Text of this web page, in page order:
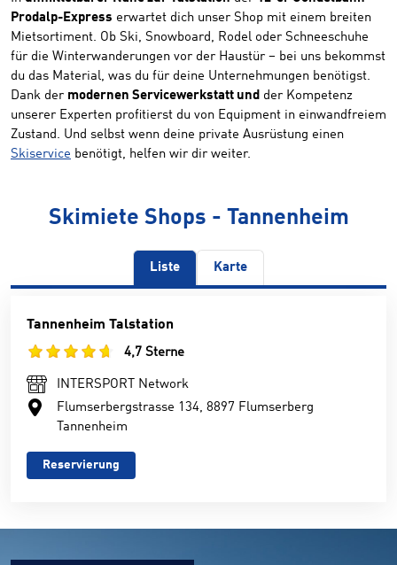
Prodalp-Express erwartet dich unser Shop mit einem breiten
Mietsortiment. Ob Ski, Snowboard, Rodel oder Schneeschuhe
für die Winterwanderungen vor der Haustür – bei uns bekommst
du das Material, was du für deine Unternehmungen benötigst.
Dank der modernen Servicewerkstatt und der Kompetenz
unserer Experten profitierst du von Equipment in einwandfreiem
Zustand. Und selbst wenn deine private Ausrüstung einen
Skiservice benötigt, helfen wir dir weiter.
Skimiete Shops - Tannenheim
Liste Karte
Tannenheim Talstation
4,7 Sterne
INTERSPORT Network
Flumserbergstrasse 134, 8897 Flumserberg
Tannenheim
Reservierung